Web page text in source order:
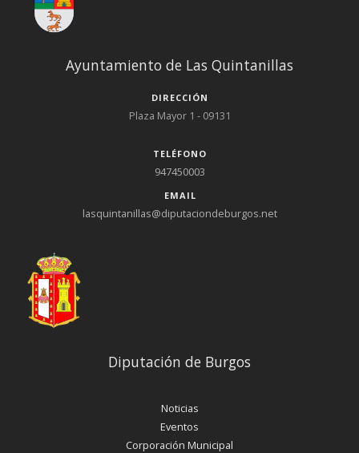
Ayuntamiento de Las Quintanillas
DIRECCIÓN
Plaza Mayor 1 - 09131
TELÉFONO
947450003
EMAIL
lasquintanillas@diputaciondeburgos.net
Diputación de Burgos
Noticias
Eventos
Corporación Municipal